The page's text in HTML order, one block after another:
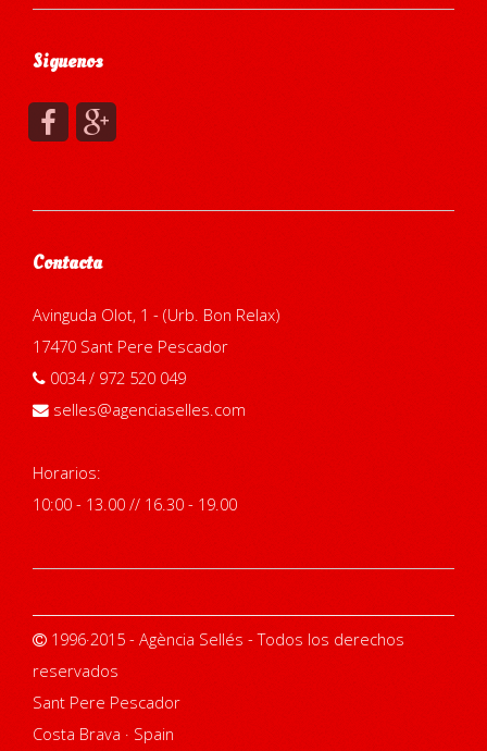
Siguenos
Contacta
Avinguda Olot, 1 - (Urb. Bon Relax)
17470 Sant Pere Pescador
0034 / 972 520 049
selles@agenciaselles.com
Horarios:
10:00 - 13.00 // 16.30 - 19.00
1996·2015 - Agència Sellés - Todos los derechos
reservados
Sant Pere Pescador
Costa Brava · Spain